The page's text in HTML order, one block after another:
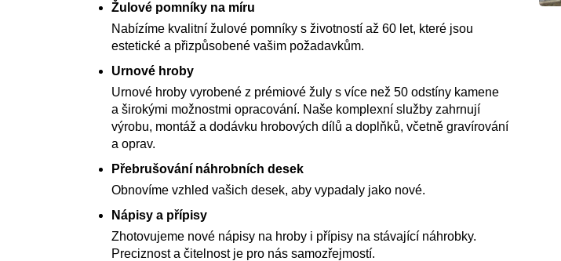
Žulové pomníky na míru
Nabízíme kvalitní žulové pomníky s životností až 60 let, které jsou
estetické a přizpůsobené vašim požadavkům.
Urnové hroby
Urnové hroby vyrobené z prémiové žuly s více než 50 odstíny kamene
a širokými možnostmi opracování. Naše komplexní služby zahrnují
výrobu, montáž a dodávku hrobových dílů a doplňků, včetně gravírování
a oprav.
Přebrušování náhrobních desek
Obnovíme vzhled vašich desek, aby vypadaly jako nové.
Nápisy a přípisy
Zhotovujeme nové nápisy na hroby i přípisy na stávající náhrobky.
Preciznost a čitelnost je pro nás samozřejmostí.